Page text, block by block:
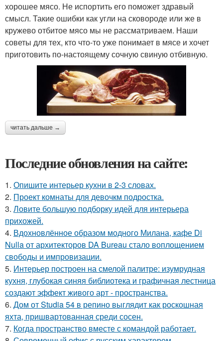
хорошее мясо. Не испортить его поможет здравый
смысл. Такие ошибки как угли на сковороде или же в
кружево отбитое мясо мы не рассматриваем. Наши
советы для тех, кто что-то уже понимает в мясе и хочет
приготовить по-настоящему сочную свиную отбивную.
читать дальше →
Последние обновления на сайте:
1. Опишите интерьер кухни в 2-3 словах.
2. Проект комнаты для девочкм подростка.
3. Ловите большую подборку идей для интерьера
прихожей.
4. Вдохновлённое образом модного Милана, кафе Di
Nulla от архитекторов DA Bureau стало воплощением
свободы и импровизации.
5. Интерьер построен на смелой палитре: изумрудная
кухня, глубокая синяя библиотека и графичная лестница
создают эффект живого арт - пространства.
6. Дом от Studia 54 в репино выглядит как роскошная
яхта, пришвартованная среди сосен.
7. Когда пространство вместе с командой работает.